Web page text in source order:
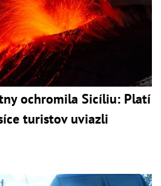
ochromila Sicíliu: Platí
turistov uviazli